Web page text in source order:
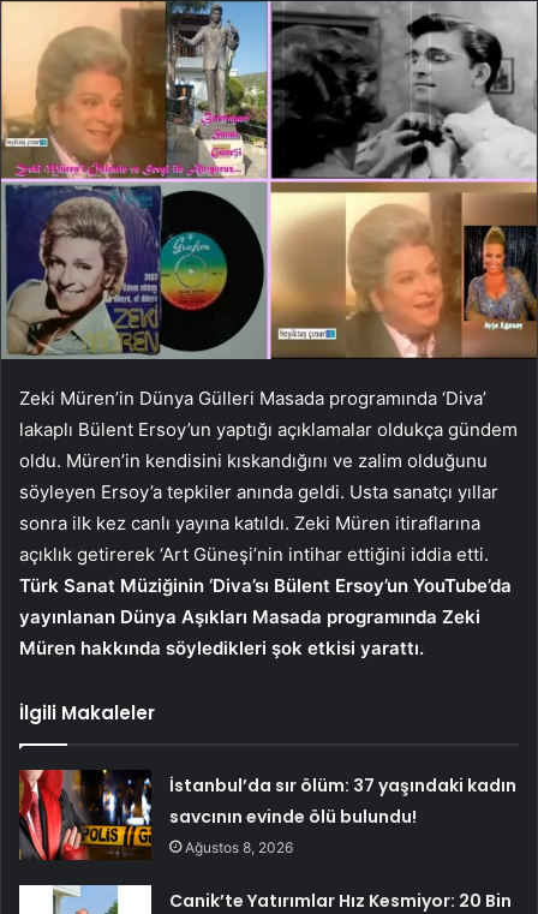
Zeki Müren’in Dünya Gülleri Masada programında ‘Diva’
lakaplı Bülent Ersoy’un yaptığı açıklamalar oldukça gündem
oldu. Müren’in kendisini kıskandığını ve zalim olduğunu
söyleyen Ersoy’a tepkiler anında geldi. Usta sanatçı yıllar
sonra ilk kez canlı yayına katıldı. Zeki Müren itiraflarına
açıklık getirerek ‘Art Güneşi’nin intihar ettiğini iddia etti.
Türk Sanat Müziğinin ‘Diva’sı Bülent Ersoy’un YouTube’da
yayınlanan Dünya Aşıkları Masada programında Zeki
Müren hakkında söyledikleri şok etkisi yarattı.
İlgili Makaleler
İstanbul’da sır ölüm: 37 yaşındaki kadın
savcının evinde ölü bulundu!
Ağustos 8, 2026
Canik’te Yatırımlar Hız Kesmiyor: 20 Bin